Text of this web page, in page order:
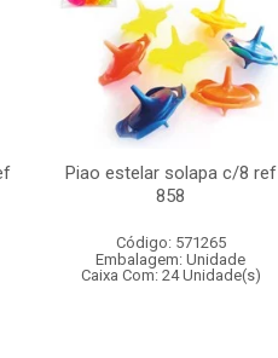
Piao estelar solapa c/8 ref
858
Código: 571265
Embalagem: Unidade
Caixa Com: 24 Unidade(s)